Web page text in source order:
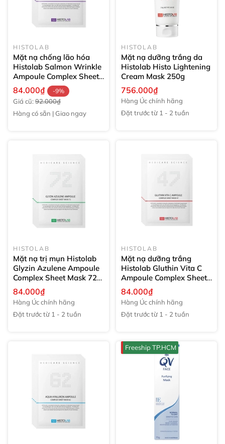
HISTOLAB
Mặt nạ chống lão hóa
Histolab Salmon Wrinkle
Ampoule Complex Sheet
Mask 5030g
84.000₫ -9%
Giá cũ: 92.000₫
Hàng có sẵn | Giao ngay
HISTOLAB
Mặt nạ dưỡng trắng da
Histolab Histo Lightening
Cream Mask 250g
756.000₫
Hàng Úc chính hãng
Đặt trước từ 1 - 2 tuần
HISTOLAB
Mặt nạ trị mụn Histolab
Glyzin Azulene Ampoule
Complex Sheet Mask 72
30g
84.000₫
Hàng Úc chính hãng
Đặt trước từ 1 - 2 tuần
HISTOLAB
Mặt nạ dưỡng trắng
Histolab Gluthin Vita C
Ampoule Complex Sheet
Mask 4730g
84.000₫
Hàng Úc chính hãng
Đặt trước từ 1 - 2 tuần
Freeship TP.HCM